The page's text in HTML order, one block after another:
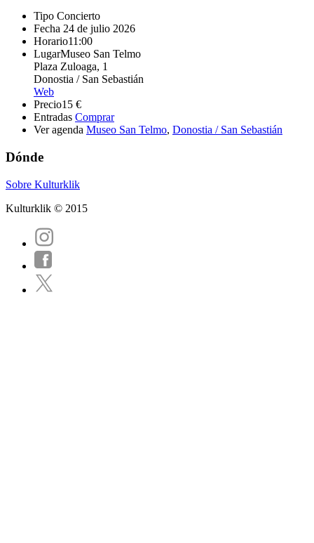
Tipo Concierto
Fecha 24 de julio 2026
Horario11:00
LugarMuseo San Telmo
Plaza Zuloaga, 1
Donostia / San Sebastián
Web
Precio15 €
Entradas Comprar
Ver agenda Museo San Telmo, Donostia / San Sebastián
Dónde
Sobre Kulturklik
Kulturklik © 2015